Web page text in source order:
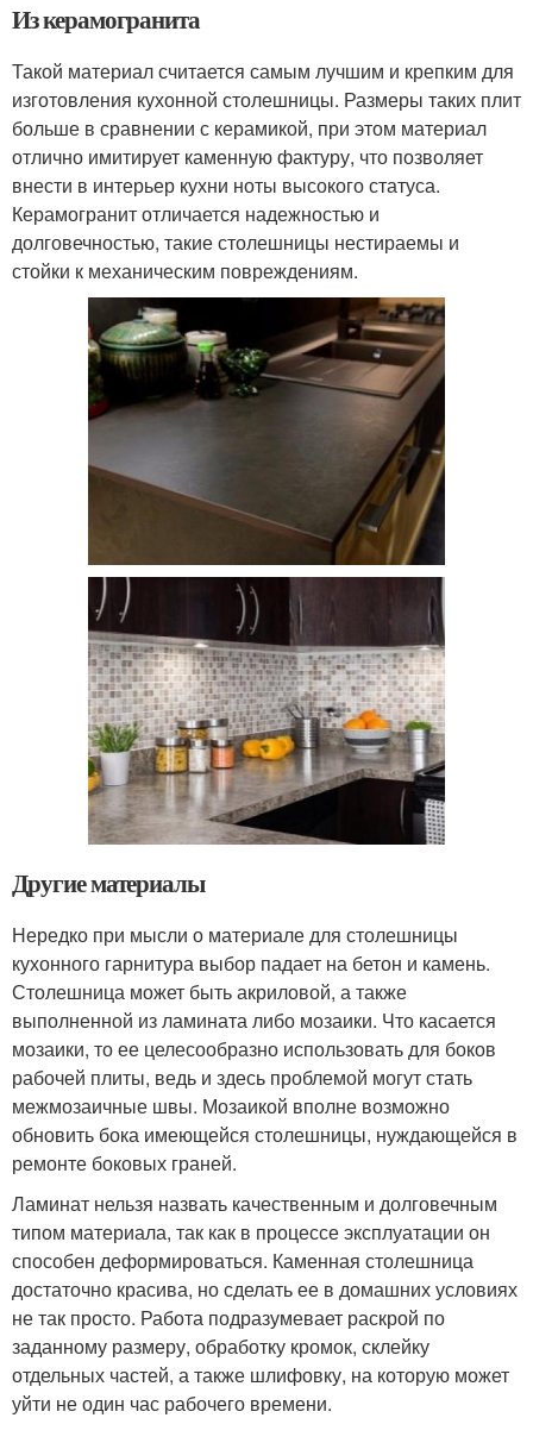
Из керамогранита
Такой материал считается самым лучшим и крепким для
изготовления кухонной столешницы. Размеры таких плит
больше в сравнении с керамикой, при этом материал
отлично имитирует каменную фактуру, что позволяет
внести в интерьер кухни ноты высокого статуса.
Керамогранит отличается надежностью и
долговечностью, такие столешницы нестираемы и
стойки к механическим повреждениям.
Другие материалы
Нередко при мысли о материале для столешницы
кухонного гарнитура выбор падает на бетон и камень.
Столешница может быть акриловой, а также
выполненной из ламината либо мозаики. Что касается
мозаики, то ее целесообразно использовать для боков
рабочей плиты, ведь и здесь проблемой могут стать
межмозаичные швы. Мозаикой вполне возможно
обновить бока имеющейся столешницы, нуждающейся в
ремонте боковых граней.
Ламинат нельзя назвать качественным и долговечным
типом материала, так как в процессе эксплуатации он
способен деформироваться. Каменная столешница
достаточно красива, но сделать ее в домашних условиях
не так просто. Работа подразумевает раскрой по
заданному размеру, обработку кромок, склейку
отдельных частей, а также шлифовку, на которую может
уйти не один час рабочего времени.